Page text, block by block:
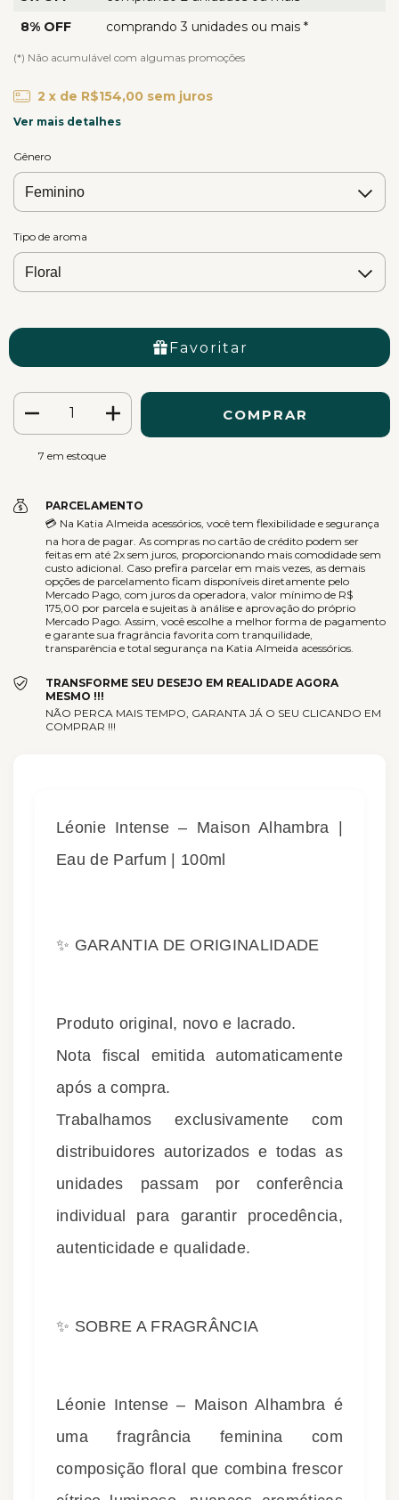
8% OFF
comprando 3 unidades ou mais *
(*) Não acumulável com algumas promoções
2 x de R$154,00 sem juros
Ver mais detalhes
Gênero
Tipo de aroma
Favoritar
7 em estoque
PARCELAMENTO
💳 Na Katia Almeida acessórios, você tem flexibilidade e segurança
na hora de pagar. As compras no cartão de crédito podem ser
feitas em até 2x sem juros, proporcionando mais comodidade sem
custo adicional. Caso prefira parcelar em mais vezes, as demais
opções de parcelamento ficam disponíveis diretamente pelo
Mercado Pago, com juros da operadora, valor mínimo de R$
175,00 por parcela e sujeitas à análise e aprovação do próprio
Mercado Pago. Assim, você escolhe a melhor forma de pagamento
e garante sua fragrância favorita com tranquilidade,
transparência e total segurança na Katia Almeida acessórios.
TRANSFORME SEU DESEJO EM REALIDADE AGORA
MESMO !!!
NÃO PERCA MAIS TEMPO, GARANTA JÁ O SEU CLICANDO EM
COMPRAR !!!
Léonie Intense – Maison Alhambra |
Eau de Parfum | 100ml
✨ GARANTIA DE ORIGINALIDADE
Produto original, novo e lacrado.
Nota fiscal emitida automaticamente
após a compra.
Trabalhamos exclusivamente com
distribuidores autorizados e todas as
unidades passam por conferência
individual para garantir procedência,
autenticidade e qualidade.
✨ SOBRE A FRAGRÂNCIA
Léonie Intense – Maison Alhambra é
uma fragrância feminina com
composição floral que combina frescor